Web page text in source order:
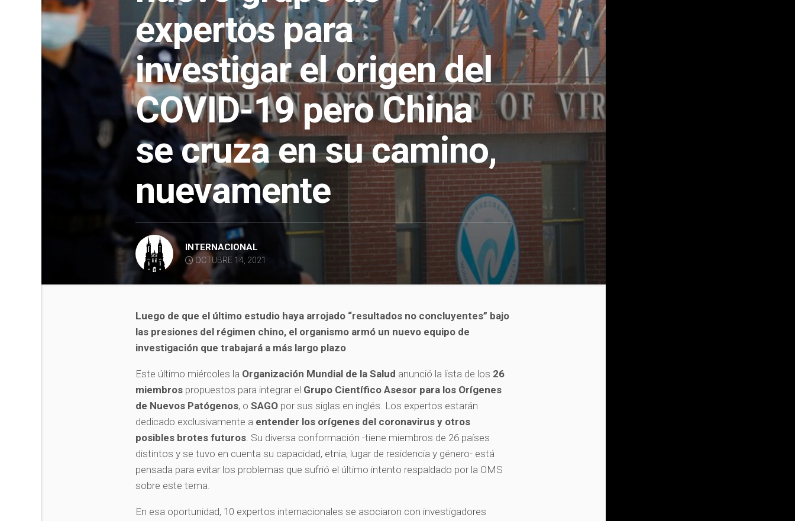
expertos para
investigar el origen del
COVID-19 pero China
se cruza en su camino,
nuevamente
INTERNACIONAL
OCTUBRE 14, 2021
Luego de que el último estudio haya arrojado “resultados no concluyentes” bajo
las presiones del régimen chino, el organismo armó un nuevo equipo de
investigación que trabajará a más largo plazo
Este último miércoles la Organización Mundial de la Salud anunció la lista de los 26
miembros propuestos para integrar el Grupo Científico Asesor para los Orígenes
de Nuevos Patógenos, oSAGO por sus siglas en inglés. Los expertos estarán
dedicado exclusivamente a entender los orígenes del coronavirus y otros
posibles brotes futuros. Su diversa conformación -tiene miembros de 26 países
distintos y se tuvo en cuenta su capacidad, etnia, lugar de residencia y género- está
pensada para evitar los problemas que sufrió el último intento respaldado por la OMS
sobre este tema.
En esa oportunidad, 10 expertos internacionales se asociaron con investigadores